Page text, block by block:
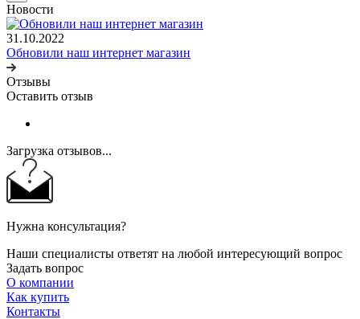
Новости
31.10.2022
Обновили наш интернет магазин
Отзывы
Оставить отзыв
Загрузка отзывов...
Нужна консультация?
Наши специалисты ответят на любой интересующий вопрос
Задать вопрос
О компании
Как купить
Контакты